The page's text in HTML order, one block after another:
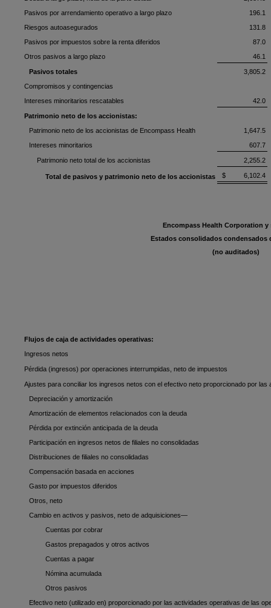
Pasivos por arrendamiento operativo a largo plazo
196.1
Riesgos autoasegurados
131.8
Pasivos por impuestos sobre la renta diferidos
87.0
Otros pasivos a largo plazo
46.1
Pasivos totales
3,805.2
Compromisos y contingencias
Intereses minoritarios rescatables
42.0
Patrimonio neto de los accionistas:
Patrimonio neto de los accionistas de Encompass Health
1,647.5
Intereses minoritarios
607.7
Patrimonio neto total de los accionistas 2,255.2
Total de pasivos y patrimonio neto de los accionistas $ 6,102.4
Encompass Health Corporation y
Estados consolidados condensados
(no auditados)
Flujos de caja de actividades operativas:
Ingresos netos
Pérdida (ingresos) por operaciones interrumpidas, neto de impuestos
Ajustes para conciliar los ingresos netos con el efectivo neto proporcionado por
Depreciación y amortización
Amortización de elementos relacionados con la deuda
Pérdida por extinción anticipada de la deuda
Participación en ingresos netos de filiales no consolidadas
Distribuciones de filiales no consolidadas
Compensación basada en acciones
Gasto por impuestos diferidos
Otros, neto
Cambio en activos y pasivos, neto de adquisiciones—
Cuentas por cobrar
Gastos prepagados y otros activos
Cuentas a pagar
Nómina acumulada
Otros pasivos
Efectivo neto (utilizado en) proporcionado por las actividades operativas de las